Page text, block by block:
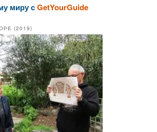
миру сGetYourGuide
(2019)